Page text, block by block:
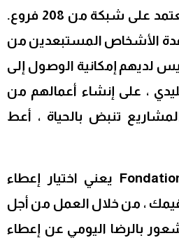
الآن 2000 موظف ، وتعتمد على شبكة من 208 فروع.
الأشخاص المستبعدين من
لديهم إمكانية الوصول إلى
، على إنشاء أعمالهم من
تنبض بالحياة ، أعط
العمل في Fondation Arrawaj يعني اختيار إعطاء
، من خلال العمل من أجل
بالرضا اليومي عن إعطاء